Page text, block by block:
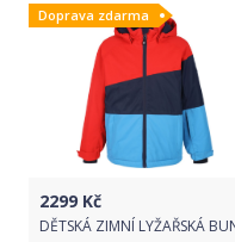
Doprava zdarma
2299 Kč